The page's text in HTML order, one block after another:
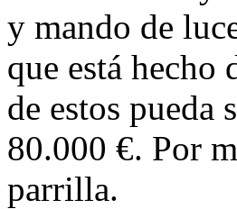
y mando de
que está hecho
de estos pueda
80.000 €. Por
parrilla.